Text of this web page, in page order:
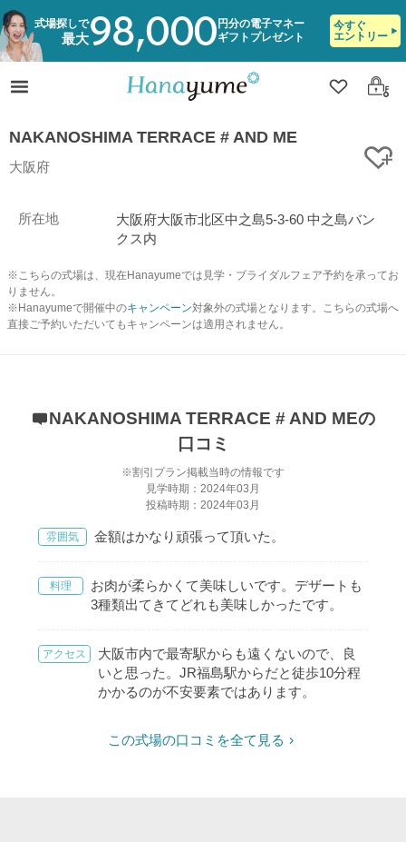
式場探しで
最大98,000 円分の電子マネー
ギフトプレゼント
今すぐ
エントリー
クリップ
ログ
NAKANOSHIMA TERRACE # AND ME
大阪府
所在地
大阪府大阪市北区中之島5-3-60 中之島バン
クス内
※こちらの式場は、現在Hanayumeでは見学・ブライダルフェア予約を承ってお
りません。
※Hanayumeで開催中のキャンペーン対象外の式場となります。こちらの式場へ
直接ご予約いただいてもキャンペーンは適用されません。
NAKANOSHIMA TERRACE # AND MEの
口コミ
※割引プラン掲載当時の情報です
見学時期：2024年03月
投稿時期：2024年03月
雰囲気 金額はかなり頑張って頂いた。
料理
お肉が柔らかくて美味しいです。デザートも
3種類出てきてどれも美味しかったです。
アクセス
大阪市内で最寄駅からも遠くないので、良
いと思った。JR福島駅からだと徒歩10分程
かかるのが不安要素ではあります。
この式場の口コミを全て見る